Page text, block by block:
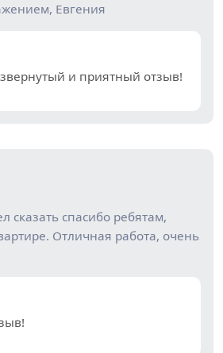
Евгения
и приятный отзыв!
сказать спасибо ребятам,
Отличная работа, очень